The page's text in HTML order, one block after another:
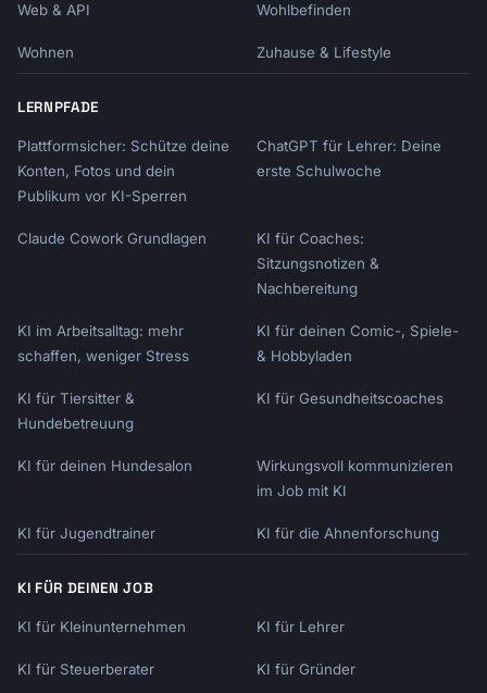
Web & API Wohlbefinden
Wohnen Zuhause & Lifestyle
LERNPFADE
Plattformsicher: Schütze deine
Konten, Fotos und dein
Publikum vor KI-Sperren
ChatGPT für Lehrer: Deine
erste Schulwoche
Claude Cowork Grundlagen
KI für Coaches:
Sitzungsnotizen &
Nachbereitung
KI im Arbeitsalltag: mehr
schaffen, weniger Stress
KI für deinen Comic-, Spiele-
& Hobbyladen
KI für Tiersitter &
Hundebetreuung
KI für Gesundheitscoaches
KI für deinen Hundesalon
Wirkungsvoll kommunizieren
im Job mit KI
KI für Jugendtrainer KI für die Ahnenforschung
KI FÜR DEINEN JOB
KI für Kleinunternehmen KI für Lehrer
KI für Steuerberater KI für Gründer